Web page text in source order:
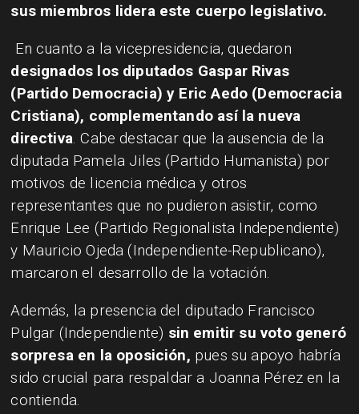
sus miembros lidera este cuerpo legislativo.
En cuanto a la vicepresidencia, quedaron
designados los diputados Gaspar Rivas
(Partido Democracia) y Eric Aedo (Democracia
Cristiana), complementando así la nueva
directiva. Cabe destacar que la ausencia de la
diputada Pamela Jiles (Partido Humanista) por
motivos de licencia médica y otros
representantes que no pudieron asistir, como
Enrique Lee (Partido Regionalista Independiente)
y Mauricio Ojeda (Independiente-Republicano),
marcaron el desarrollo de la votación.
Además, la presencia del diputado Francisco
Pulgar (Independiente) sin emitir su voto generó
sorpresa en la oposición, pues su apoyo habría
sido crucial para respaldar a Joanna Pérez en la
contienda.